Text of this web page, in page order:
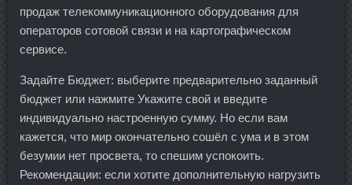
продаж телекоммуникационного оборудования для
операторов сотовой связи и на картографическом
сервисе.
Задайте Бюджет: выберите предварительно заданный
бюджет или нажмите Укажите свой и введите
индивидуально настроенную сумму. Но если вам
кажется, что мир окончательно сошёл с ума и в этом
безумии нет просвета, то спешим успокоить.
Рекомендации: если хотите дополнительную нагрузить